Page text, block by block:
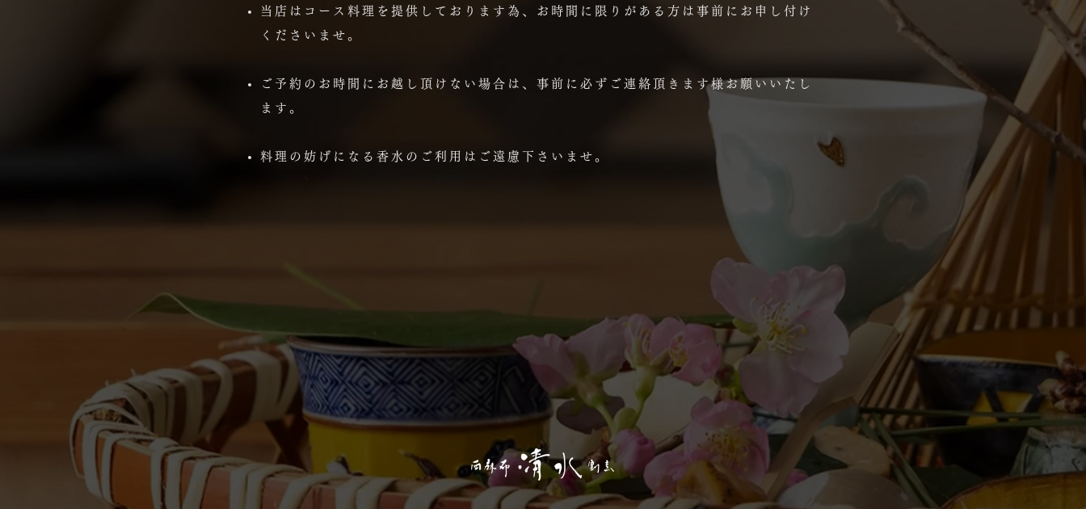
当店はコース料理を提供しております為、お時間に限りがある方は事前にお申し付け
くださいませ。
ご予約のお時間にお越し頂けない場合は、事前に必ずご連絡頂きます様お願いいたし
ます。
料理の妨げになる香水のご利用はご遠慮下さいませ。